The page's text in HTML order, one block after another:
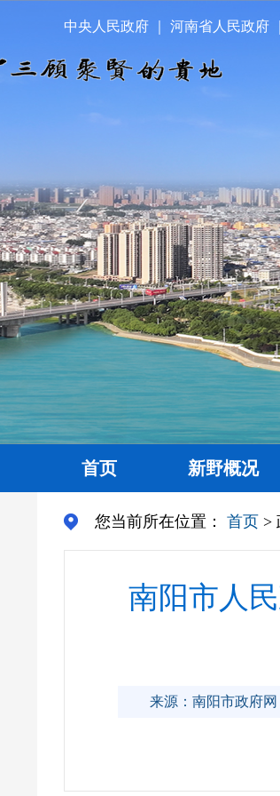
中央人民政府 河南省人民政府
首页 新野概况
您当前所在位置： 首页 >
南阳市人
来源：南阳市政府网